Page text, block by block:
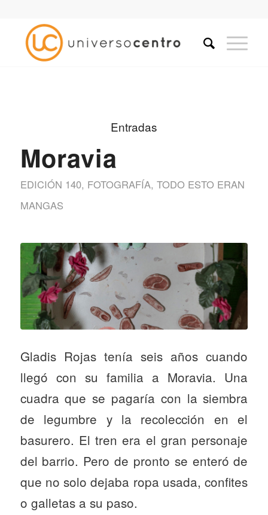
Entradas
Moravia
EDICIÓN 140, FOTOGRAFÍA, TODO ESTO ERAN
MANGAS
Gladis Rojas tenía seis años cuando
llegó con su familia a Moravia. Una
cuadra que se pagaría con la siembra
de legumbre y la recolección en el
basurero. El tren era el gran personaje
del barrio. Pero de pronto se enteró de
que no solo dejaba ropa usada, confites
o galletas a su paso.